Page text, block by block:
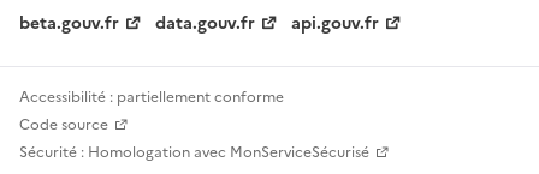
beta.gouv.fr data.gouv.fr api.gouv.fr
Accessibilité : partiellement conforme
Code source
Sécurité : Homologation avec MonServiceSécurisé